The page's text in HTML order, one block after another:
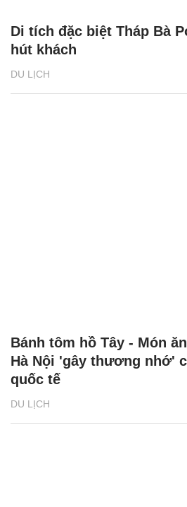
DU LỊCH
Di tích đặc biệt Tháp Bà
hút khách
DU LỊCH
Bánh tôm hồ Tây - Món
Hà Nội 'gây thương nhớ'
quốc tế